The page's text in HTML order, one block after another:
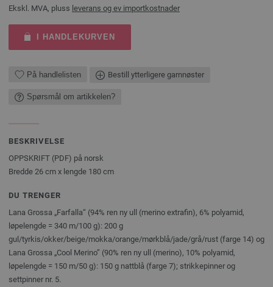
Ekskl. MVA, pluss leverans og ev importkostnader
I HANDLEKURVEN
På handlelisten Bestill ytterligere garnnøster
Spørsmål om artikkelen?
BESKRIVELSE
OPPSKRIFT (PDF) på norsk
Bredde 26 cm x lengde 180 cm
DU TRENGER
Lana Grossa „Farfalla“ (94% ren ny ull (merino extrafin), 6% polyamid,
løpelengde = 340 m/100 g): 200 g
gul/tyrkis/okker/beige/mokka/orange/mørkblå/jade/grå/rust (farge 14) og
Lana Grossa „Cool Merino” (90% ren ny ull (merino), 10% polyamid,
løpelengde = 150 m/50 g): 150 g nattblå (farge 7); strikkepinner og
settpinner nr. 5.